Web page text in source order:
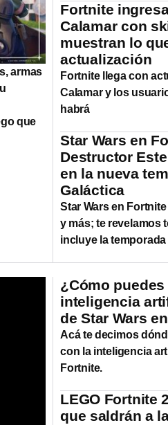
armas
que
Fortnite
Calamar con
muestran lo
actualización
Fortnite llega con
Calamar y los
habrá
Star Wars en
Destructor
en la nueva
Galáctica
Star Wars en
y más; te revelamos
incluye la
¿Cómo
inteligencia
de Star Wars
Acá te decimos
con la inteligencia
Fortnite.
LEGO Fortnite
que saldrán a